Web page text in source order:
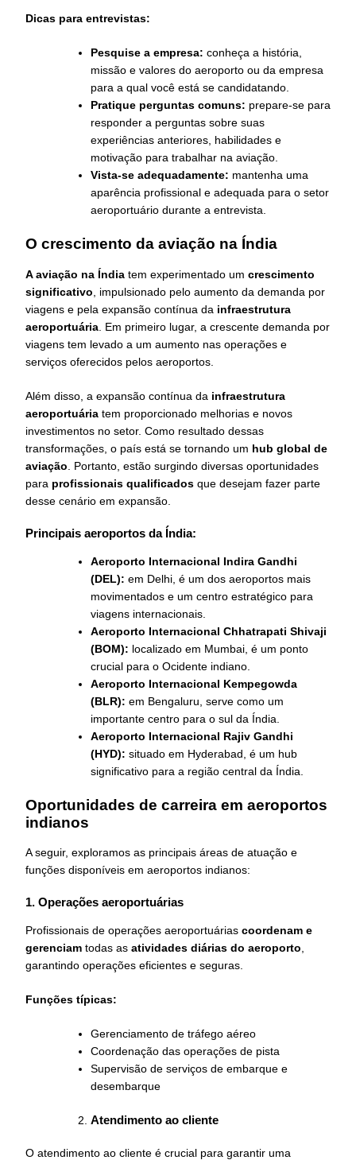
Dicas para entrevistas:
Pesquise a empresa: conheça a história,
missão e valores do aeroporto ou da empresa
para a qual você está se candidatando.
Pratique perguntas comuns: prepare-se para
responder a perguntas sobre suas
experiências anteriores, habilidades e
motivação para trabalhar na aviação.
Vista-se adequadamente: mantenha uma
aparência profissional e adequada para o setor
aeroportuário durante a entrevista.
O crescimento da aviação na Índia
A aviação na Índia tem experimentado um crescimento
significativo , impulsionado pelo aumento da demanda por
viagens e pela expansão contínua da infraestrutura
aeroportuária . Em primeiro lugar, a crescente demanda por
viagens tem levado a um aumento nas operações e
serviços oferecidos pelos aeroportos.
Além disso, a expansão contínua da infraestrutura
aeroportuária tem proporcionado melhorias e novos
investimentos no setor. Como resultado dessas
transformações, o país está se tornando um hub global de
aviação . Portanto, estão surgindo diversas oportunidades
para profissionais qualificados que desejam fazer parte
desse cenário em expansão.
Principais aeroportos da Índia:
Aeroporto Internacional Indira Gandhi
(DEL): em Delhi, é um dos aeroportos mais
movimentados e um centro estratégico para
viagens internacionais.
Aeroporto Internacional Chhatrapati Shivaji
(BOM): localizado em Mumbai, é um ponto
crucial para o Ocidente indiano.
Aeroporto Internacional Kempegowda
(BLR): em Bengaluru, serve como um
importante centro para o sul da Índia.
Aeroporto Internacional Rajiv Gandhi
(HYD): situado em Hyderabad, é um hub
significativo para a região central da Índia.
Oportunidades de carreira em aeroportos
indianos
A seguir, exploramos as principais áreas de atuação e
funções disponíveis em aeroportos indianos:
1. Operações aeroportuárias
Profissionais de operações aeroportuárias coordenam e
gerenciam todas as atividades diárias do aeroporto
garantindo operações eficientes e seguras.
Funções típicas:
Gerenciamento de tráfego aéreo
Coordenação das operações de pista
Supervisão de serviços de embarque e
desembarque
Atendimento ao cliente
O atendimento ao cliente é crucial para garantir uma